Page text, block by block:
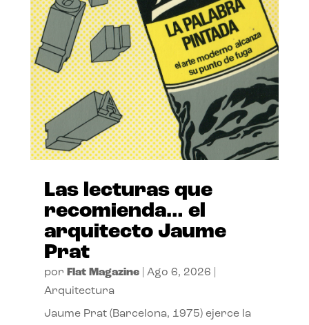
Las lecturas que
recomienda… el
arquitecto Jaume
Prat
por Flat Magazine| Ago 6, 2026
Arquitectura
Jaume Prat (Barcelona, 1975) ejerce la